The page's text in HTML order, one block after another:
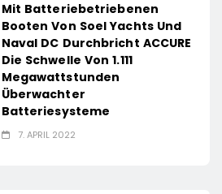
Mit Batteriebetriebenen
Booten Von Soel Yachts Und
Naval DC Durchbricht ACCURE
Die Schwelle Von 1.111
Megawattstunden
Überwachter
Batteriesysteme
7. APRIL 2022